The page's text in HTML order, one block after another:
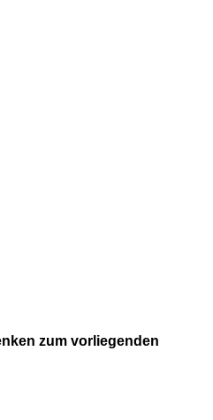
zum vorliegenden